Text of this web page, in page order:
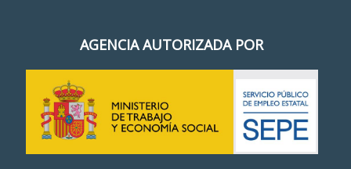
AGENCIA AUTORIZADA POR